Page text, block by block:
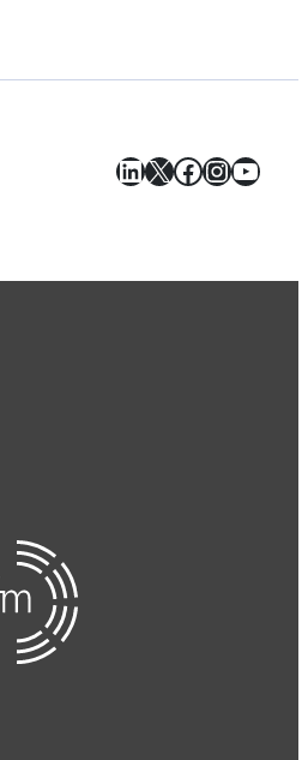
LinkedIn
X Facebook